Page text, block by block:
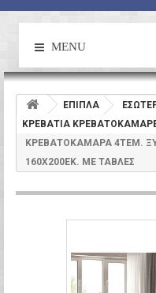
MENU
ΕΠΙΠΛΑ
ΚΡΕΒΑΤΙΑ
ΚΡΕΒΑΤΟΚΑΜΑΡΑ 4ΤΕΜ.
160Χ200ΕΚ. ΜΕ ΤΑΒΛΕΣ